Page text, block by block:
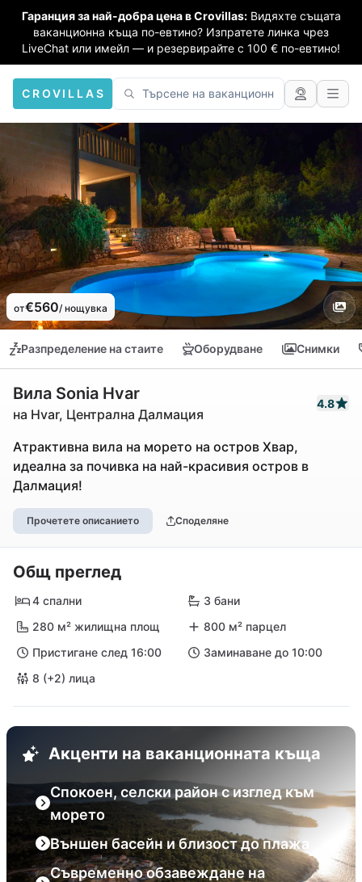
Гаранция за най-добра цена в Crovillas: Видяхте същата
ваканционна къща по-евтино? Изпратете линка чрез
LiveChat или имейл — и резервирайте с 100 € по-евтино!
CROVILLAS
от€560/ нощувка
Разпределение на стаите Оборудване Снимки
Вила Sonia Hvar
на Hvar, Централна Далмация
4.8
Атрактивна вила на морето на остров Хвар,
идеална за почивка на най-красивия остров в
Далмация!
Прочетете описанието Споделяне
Общ преглед
4 спални
3 бани
280 м² жилищна площ
800 м² парцел
Пристигане след 16:00
Заминаване до 10:00
8 (+2) лица
Акценти на ваканционната къща
Спокоен, селски район с изглед към
морето
Външен басейн и близост до плажа
Съвременно обзавеждане на